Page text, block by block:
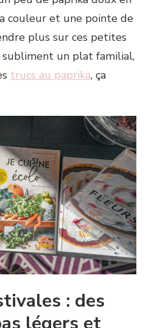
couleur et une pointe de
plus sur ces petites
subliment un plat familial,
trucs au paprika, ça
: des